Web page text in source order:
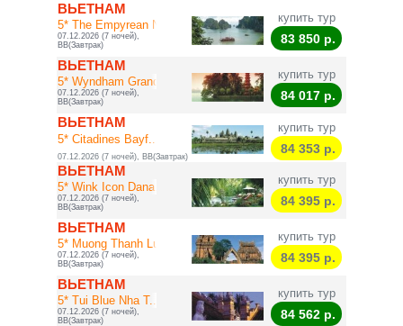
ВЬЕТНАМ
5* The Empyrean N...
07.12.2026 (7 ночей),
BB(Завтрак)
купить тур
83 850 р.
ВЬЕТНАМ
5* Wyndham Grand ...
07.12.2026 (7 ночей),
BB(Завтрак)
купить тур
84 017 р.
ВЬЕТНАМ
5* Citadines Bayf...
07.12.2026 (7 ночей), BB(Завтрак)
купить тур
84 353 р.
ВЬЕТНАМ
5* Wink Icon Dana...
07.12.2026 (7 ночей),
BB(Завтрак)
купить тур
84 395 р.
ВЬЕТНАМ
5* Muong Thanh Lu...
07.12.2026 (7 ночей),
BB(Завтрак)
купить тур
84 395 р.
ВЬЕТНАМ
5* Tui Blue Nha T...
07.12.2026 (7 ночей),
BB(Завтрак)
купить тур
84 562 р.